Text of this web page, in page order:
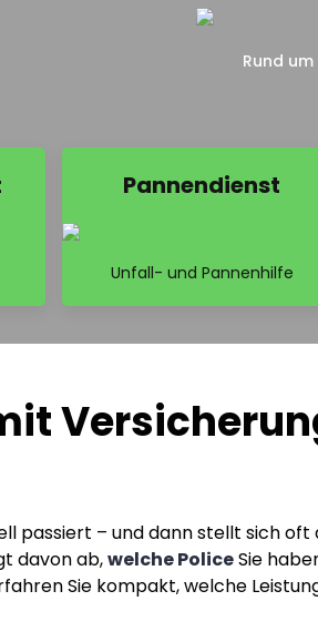
Rund
Pannendienst
Unfall- und Pannenhilfe
passiert – und dann stellt sich oft
davon ab,welche PoliceSie
Sie kompakt, welche